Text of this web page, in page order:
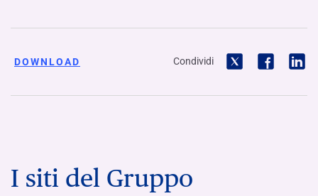
DOWNLOAD Condividi
I siti del Gruppo